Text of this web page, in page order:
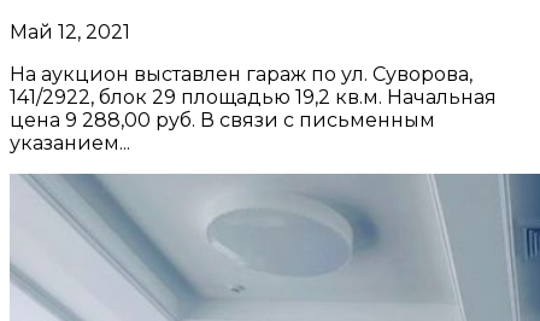
Май 12, 2021
На аукцион выставлен гараж по ул. Суворова,
141/2922, блок 29 площадью 19,2 кв.м. Начальная
цена 9 288,00 руб. В связи с письменным
указанием...